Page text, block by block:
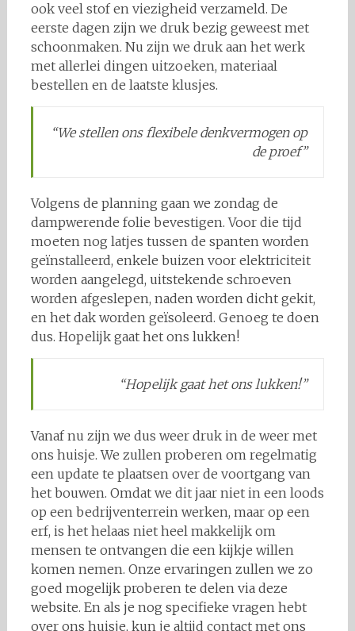
ook veel stof en viezigheid verzameld. De
eerste dagen zijn we druk bezig geweest met
schoonmaken. Nu zijn we druk aan het werk
met allerlei dingen uitzoeken, materiaal
bestellen en de laatste klusjes.
“We stellen ons flexibele denkvermogen op
de proef”
Volgens de planning gaan we zondag de
dampwerende folie bevestigen. Voor die tijd
moeten nog latjes tussen de spanten worden
geïnstalleerd, enkele buizen voor elektriciteit
worden aangelegd, uitstekende schroeven
worden afgeslepen, naden worden dicht gekit,
en het dak worden geïsoleerd. Genoeg te doen
dus. Hopelijk gaat het ons lukken!
“Hopelijk gaat het ons lukken!”
Vanaf nu zijn we dus weer druk in de weer met
ons huisje. We zullen proberen om regelmatig
een update te plaatsen over de voortgang van
het bouwen. Omdat we dit jaar niet in een loods
op een bedrijventerrein werken, maar op een
erf, is het helaas niet heel makkelijk om
mensen te ontvangen die een kijkje willen
komen nemen. Onze ervaringen zullen we zo
goed mogelijk proberen te delen via deze
website. En als je nog specifieke vragen hebt
over ons huisje, kun je altijd contact met ons